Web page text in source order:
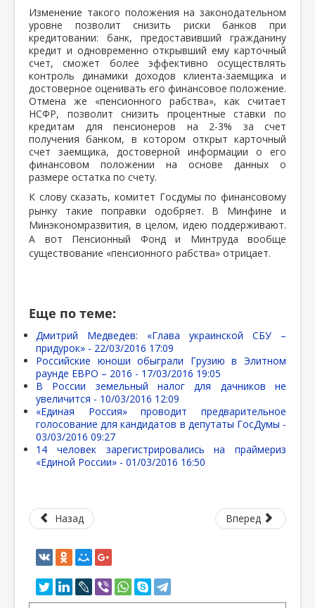
Изменение такого положения на законодательном
уровне позволит снизить риски банков при
кредитовании: банк, предоставивший гражданину
кредит и одновременно открывший ему карточный
счет, сможет более эффективно осуществлять
контроль динамики доходов клиента-заемщика и
достоверное оценивать его финансовое положение.
Отмена же «пенсионного рабства», как считает
НСФР, позволит снизить процентные ставки по
кредитам для пенсионеров на 2-3% за счет
получения банком, в котором открыт карточный
счет заемщика, достоверной информации о его
финансовом положении на основе данных о
размере остатка по счету.
К слову сказать, комитет Госдумы по финансовому
рынку такие поправки одобряет. В Минфине и
Минэкономразвития, в целом, идею поддерживают.
А вот Пенсионный Фонд и Минтруда вообще
существование «пенсионного рабства» отрицает.
Еще по теме:
Дмитрий Медведев: «Глава украинской СБУ –
придурок» - 22/03/2016 17:09
Российские юноши обыграли Грузию в Элитном
раунде ЕВРО – 2016 - 17/03/2016 19:05
В России земельный налог для дачников не
увеличится - 10/03/2016 12:09
«Единая Россия» проводит предварительное
голосование для кандидатов в депутаты ГосДумы -
03/03/2016 09:27
14 человек зарегистрировались на праймериз
«Единой России» - 01/03/2016 16:50
Назад Вперед